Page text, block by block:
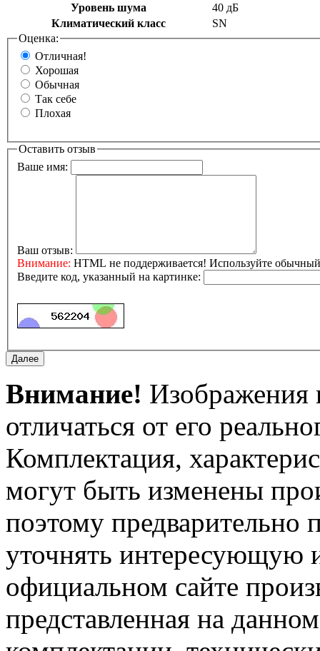
Уровень шума
40 дБ
Климатический класс
SN
Оценка:
Отличная!
Хорошая
Обычная
Так себе
Плохая
Оставить отзыв
Ваше имя:
Ваш отзыв:
Внимание: HTML не поддерживается! Используйте обычный
Введите код, указанный на картинке:
Внимание! Изображения
отличаться от его
Комплектация,
могут быть изменены
поэтому предварительно
уточнять интересующую
официальном сайте
представленная на